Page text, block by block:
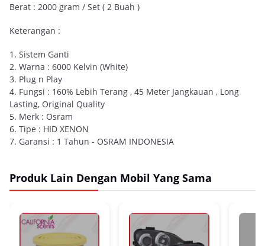
Berat : 2000 gram / Set ( 2 Buah )
Keterangan :
1. Sistem Ganti
2. Warna : 6000 Kelvin (White)
3. Plug n Play
4. Fungsi : 160% Lebih Terang , 45 Meter Jangkauan , Long
Lasting, Original Quality
5. Merk : Osram
6. Tipe : HID XENON
7. Garansi : 1 Tahun - OSRAM INDONESIA
Produk Lain Dengan Mobil Yang Sama